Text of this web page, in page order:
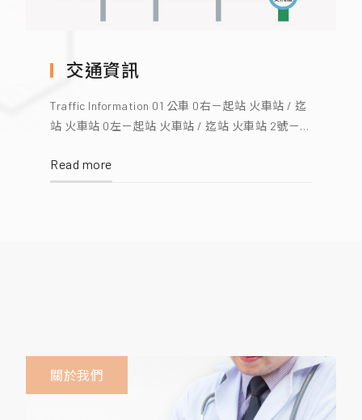
交通資訊
Traffic Information 01 公車 0右－起站 火車站 / 迄
站 火車站 0左－起站 火車站 / 迄站 火車站 2號－
運站 / 迄站 四鯤鯓 大台南公車路線資訊 02 鐵路
後火車站出口處左前方搭乘本院免費服務接駁車
Read more
關於我們